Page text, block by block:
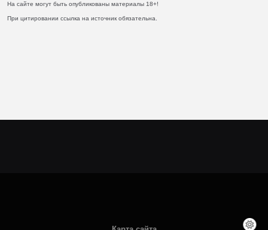
На сайте могут быть опубликованы материалы 18+!
При цитировании ссылка на источник обязательна.